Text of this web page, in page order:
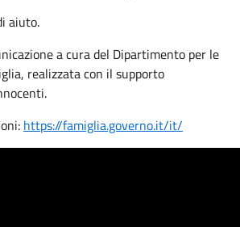
aiuto.
a cura del Dipartimento per le
realizzata con il supporto
https://famiglia.governo.it/it/